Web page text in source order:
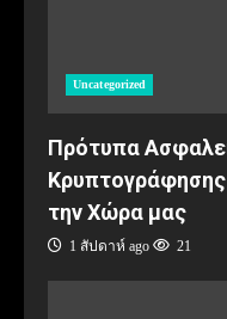
Uncategorized
Πρότυπα
την Χώρα μας
1 สัปดาห์ ago 21